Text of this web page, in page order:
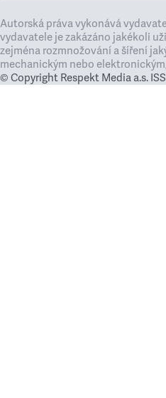
Autorská práva vykonává
vydavatele je zakázáno jakékoli
zejména rozmnožování a šíření
mechanickým nebo
© Copyright Respekt Media a.s.